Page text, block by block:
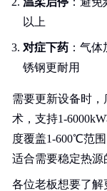
以上
对症下药 ：气
锈钢更耐用
需要更新设备时
术，支持1-
度覆盖1-600℃范
适合需要稳定热源
各位老板想要了解